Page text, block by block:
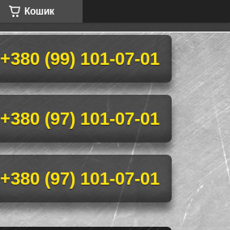
Кошик
+380 (99) 101-07-01
+380 (97) 101-07-01
+380 (97) 101-07-01